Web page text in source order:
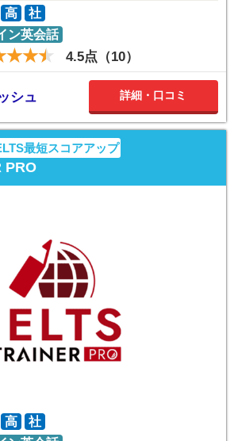
高
社
ン英会話
4.5点（10）
シュ 詳細・口コミ
最短スコアアップ
PRO
高
社